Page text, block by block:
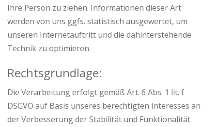
Ihre Person zu ziehen. Informationen dieser Art
werden von uns ggfs. statistisch ausgewertet, um
unseren Internetauftritt und die dahinterstehende
Technik zu optimieren.
Rechtsgrundlage:
Die Verarbeitung erfolgt gemäß Art. 6 Abs. 1 lit. f
DSGVO auf Basis unseres berechtigten Interesses an
der Verbesserung der Stabilität und Funktionalität